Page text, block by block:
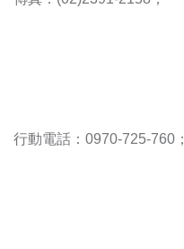
行動電話：0970-725-760；